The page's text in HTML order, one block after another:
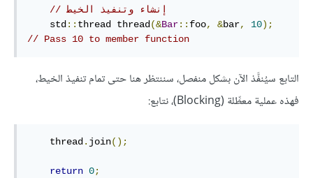
// إنشاء وتنفيذ الخيط
    std
:: thread thread (&Bar:: foo, &bar, 10);
// Pass 10 to member function
التابع سيُنفَّذ الآن بشكل منفصل، سننتظر هنا حتى تمام تنفيذ الخيط،
فهذه عملية معطِّلة (Blocking)، نتابع:
    thread
. join();
return 0;